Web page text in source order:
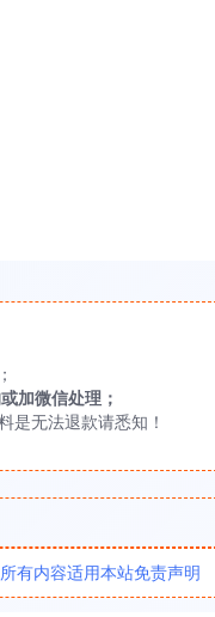
加微信处理；
是无法退款请悉知！
有内容适用本站免责声明